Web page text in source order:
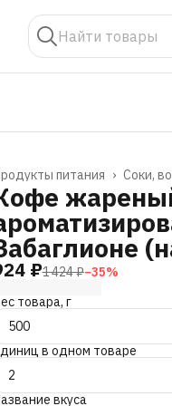
Соки,
питания ›
₽1 424 ₽−35%
товара, г
500
в одном товаре
2
вкуса